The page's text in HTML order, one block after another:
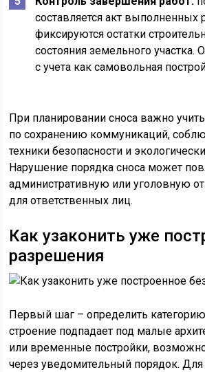
составляется акт выполненных
фиксируются остатки
состояния земельного участка.
с учета как самовольная
При планировании сноса важно
по сохранению коммуникаций,
техники безопасности и
Нарушение порядка сноса может
административную или уголовную
для ответственных лиц.
Как узаконить уже
разрешения
Первый шаг – определить
строение подпадает под малые
или временные постройки,
через уведомительный порядок.